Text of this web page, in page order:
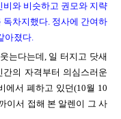
와 비슷하고 권모와 지략
차지했다. 정사에 간여하
아졌다.
는다는데, 일 터지고 닷새
의 자격부터 의심스러운
에서 폐하고 있던(10월 10
이서 접해 본 알렌이 그 사